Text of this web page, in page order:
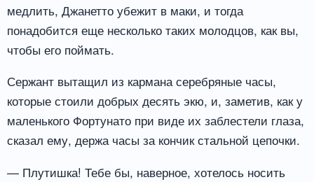
медлить, Джанетто убежит в маки, и тогда
понадобится еще несколько таких молодцов, как вы,
чтобы его поймать.
Сержант вытащил из кармана серебряные часы,
которые стоили добрых десять экю, и, заметив, как у
маленького Фортунато при виде их заблестели глаза,
сказал ему, держа часы за кончик стальной цепочки.
— Плутишка! Тебе бы, наверное, хотелось носить